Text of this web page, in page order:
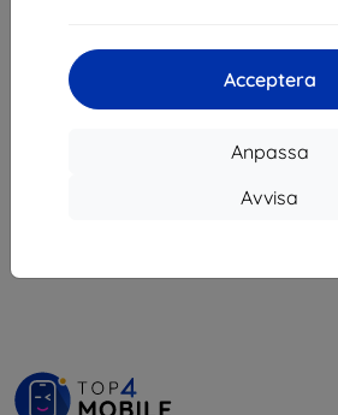
Acceptera
Anpassa
Avvisa
I lager > 5 st